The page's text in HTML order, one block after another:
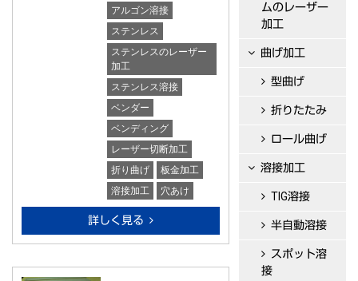
アルゴン溶接
ステンレス
ステンレスのレーザー
加工
ステンレス溶接
ベンダー
ベンディング
レーザー切断加工
折り曲げ
板金加工
溶接加工
穴あけ
詳しく見る
ムのレーザー
加工
曲げ加工
型曲げ
折りたたみ
ロール曲げ
溶接加工
TIG溶接
半自動溶接
スポット溶
接